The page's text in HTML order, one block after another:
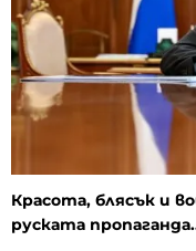
Красота, блясък и
руската